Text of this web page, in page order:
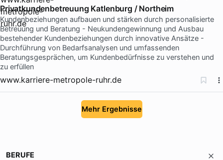
Privatkundenbetreuung Katlenburg / Northeim
Kundenbeziehungen aufbauen und stärken durch personalisierte
Betreuung und Beratung - Neukundengewinnung und Ausbau
bestehender Kundenbeziehungen durch innovative Ansätze -
Durchführung von Bedarfsanalysen und umfassenden
Beratungsgesprächen, um Kundenbedürfnisse zu verstehen und
zu erfüllen
www.karriere-metropole-ruhr.de
Mehr Ergebnisse
BERUFE